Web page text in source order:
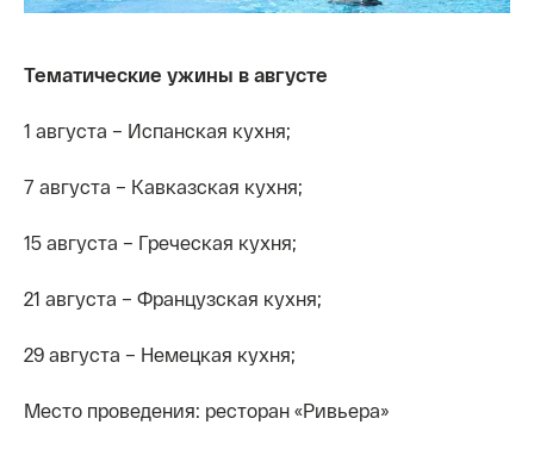
Тематические ужины в августе
1 августа – Испанская кухня;
7 августа – Кавказская кухня;
15 августа – Греческая кухня;
21 августа – Французская кухня;
29 августа – Немецкая кухня;
Место проведения: ресторан «Ривьера»